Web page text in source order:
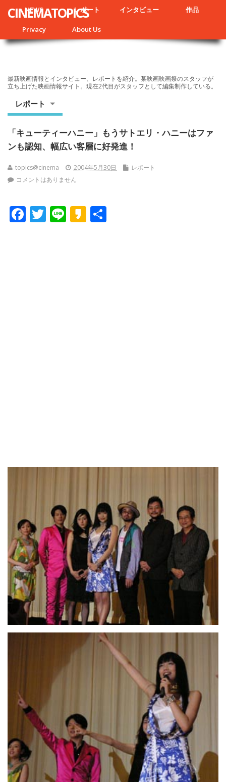
NEWS レポート インタビュー 作品
Privacy About Us
CINEMATOPICS
最新映画情報とインタビュー、レポートを紹介。某映画映画祭のスタッフが
立ち上げた映画情報サイト。現在2代目がスタッフとして編集制作している。
レポート
「キューティーハニー」もうサトエリ・ハニーはファ
ンも認知、幅広い客層に好発進！
topics@cinema 2004年5月30日
レポート
コメントはありません
F T Li K